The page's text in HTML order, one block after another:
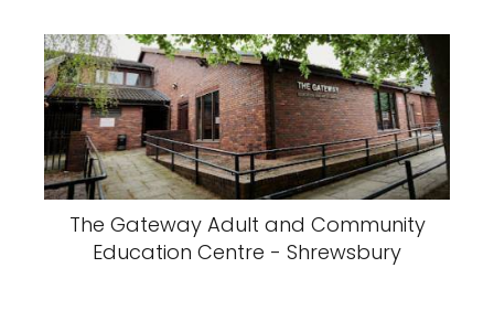
The Gateway Adult and Community
Education Centre - Shrewsbury